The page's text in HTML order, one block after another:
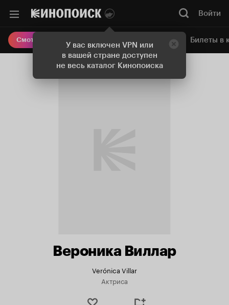
У вас включен VPN или
в вашей стране доступен
не весь каталог Кинопоиска
Войти
Смотреть кино Онлайн-кинотеатр Билеты в
Вероника Виллар
Verónica Villar
Актриса